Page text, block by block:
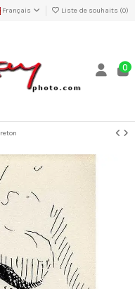
Français Liste de souhaits (0)
0